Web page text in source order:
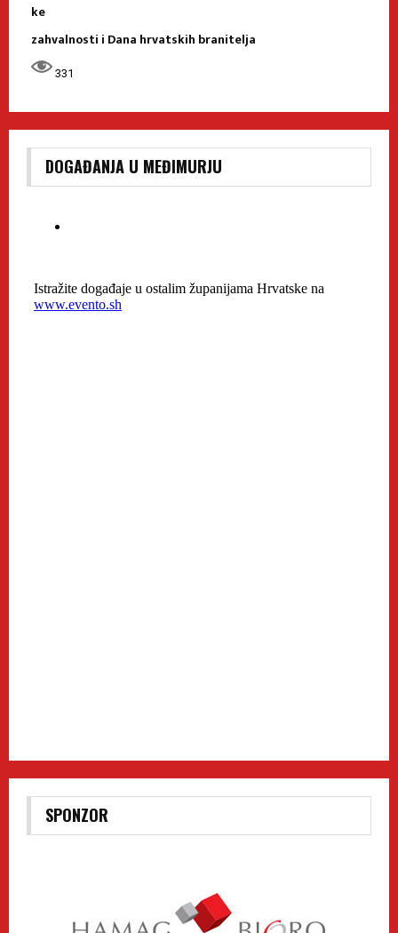
ke
zahvalnosti i Dana hrvatskih branitelja
331
DOGAĐANJA U MEĐIMURJU
SPONZOR